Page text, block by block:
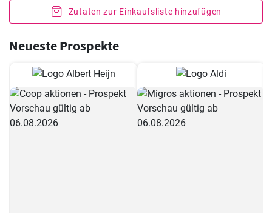
Zutaten zur Einkaufsliste hinzufügen
Neueste Prospekte